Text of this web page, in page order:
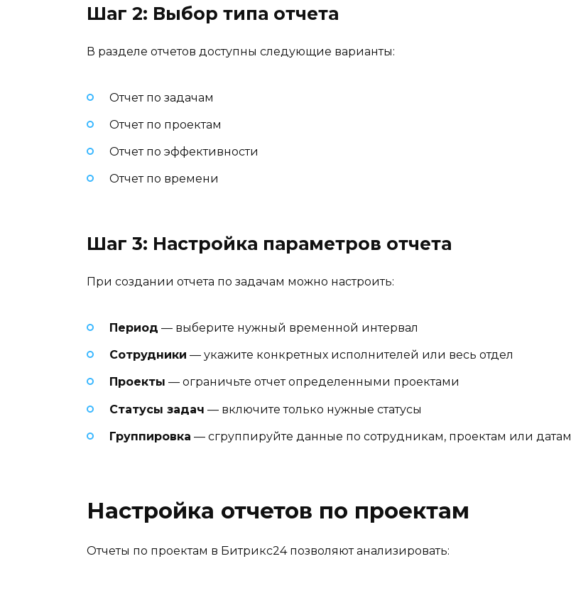
Шаг 2: Выбор типа отчета
В разделе отчетов доступны следующие варианты:
Отчет по задачам
Отчет по проектам
Отчет по эффективности
Отчет по времени
Шаг 3: Настройка параметров отчета
При создании отчета по задачам можно настроить:
Период — выберите нужный временной интервал
Сотрудники — укажите конкретных исполнителей или весь отдел
Проекты — ограничьте отчет определенными проектами
Статусы задач — включите только нужные статусы
Группировка — сгруппируйте данные по сотрудникам, проектам или датам
Настройка отчетов по проектам
Отчеты по проектам в Битрикс24 позволяют анализировать: